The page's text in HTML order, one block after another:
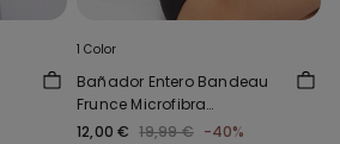
1 Color
Bañador Entero Bandeau
Frunce Microfibra
Reciclada
12,00 € 19,99 € -40%